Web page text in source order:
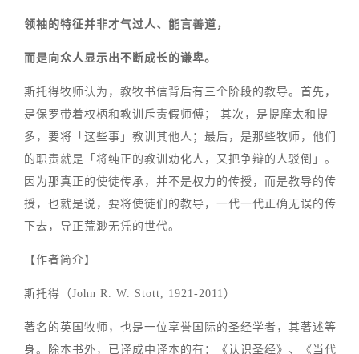
领袖的特征并非才气过人、能言善道，
而是向众人显示出不断成长的谦卑。
斯托得牧师认为，教牧书信背后有三个阶段的教导。首先，
是保罗带着权柄和教训斥责假师傅； 其次，是提摩太和提
多，要将「这些事」教训其他人；最后，是那些牧师，他们
的职责就是「将纯正的教训劝化人，又把争辩的人驳倒」。
因为那真正的使徒传承，并不是权力的传授，而是教导的传
授，也就是说，要将使徒们的教导，一代一代正确无误的传
下去，导正荒渺无凭的世代。
【作者简介】
斯托得（John R. W. Stott, 1921-2011）
著名的英国牧师，也是一位享誉国际的圣经学者，其著述等
身。除本书外，已译成中译本的有：《认识圣经》、《当代